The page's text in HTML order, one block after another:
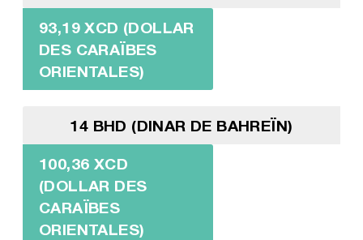
93,19 XCD (DOLLAR
DES CARAÏBES
ORIENTALES)
14 BHD (DINAR DE BAHREÏN)
100,36 XCD
(DOLLAR DES
CARAÏBES
ORIENTALES)